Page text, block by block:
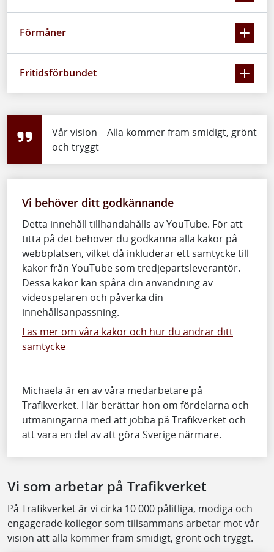
Förmåner
Fritidsförbundet
Vår vision – Alla kommer fram smidigt, grönt
och tryggt
Vi behöver ditt godkännande
Detta innehåll tillhandahålls av YouTube. För att
titta på det behöver du godkänna alla kakor på
webbplatsen, vilket då inkluderar ett samtycke till
kakor från YouTube som tredjepartsleverantör.
Dessa kakor kan spåra din användning av
videospelaren och påverka din
innehållsanpassning.
Läs mer om våra kakor och hur du ändrar ditt
samtycke
Michaela är en av våra medarbetare på
Trafikverket. Här berättar hon om fördelarna och
utmaningarna med att jobba på Trafikverket och
att vara en del av att göra Sverige närmare.
Vi som arbetar på Trafikverket
På Trafikverket är vi cirka 10 000 pålitliga, modiga och
engagerade kollegor som tillsammans arbetar mot vår
vision att alla kommer fram smidigt, grönt och tryggt.